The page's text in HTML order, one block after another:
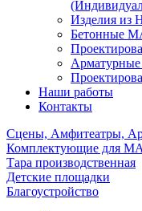
Изделия из
Бетонные
Арматурные
Наши работы
Контакты
Сцены, Амфитеатры,
Комплектующие для
Тара производственная
Детские площадки
Благоустройство